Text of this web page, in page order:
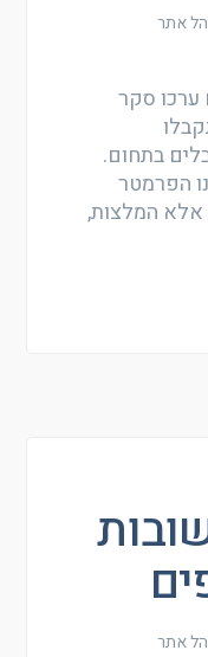
אתר
סקר
בתחום.
הפרמטר
אלא המלצות,
אתר